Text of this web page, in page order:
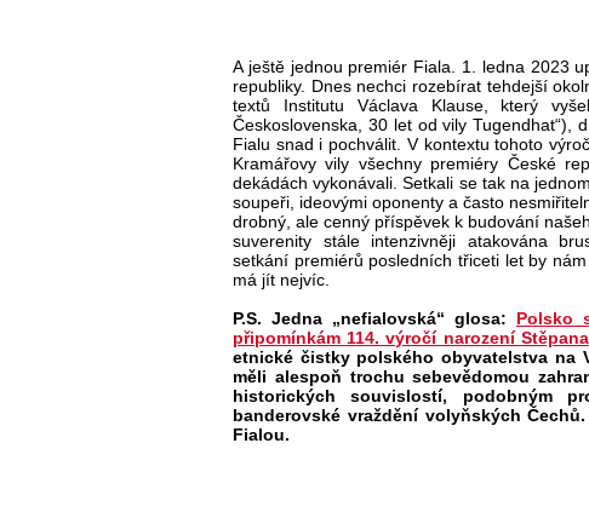
A ještě jednou premiér Fiala. 1. ledna 2023
republiky. Dnes nechci rozebírat tehdejší
textů Institutu Václava Klause, který
Československa, 30 let od vily Tugendhat“),
Fialu snad i pochválit. V kontextu tohoto
Kramářovy vily všechny premiéry České
dekádách vykonávali. Setkali se tak na
soupeři, ideovými oponenty a často
drobný, ale cenný příspěvek k budování
suverenity stále intenzivněji atakována
setkání premiérů posledních třiceti let by
má jít nejvíc.
P.S. Jedna „nefialovská“ glosa: Polsko
připomínkám 114. výročí narození
etnické čistky polského obyvatelstva na
měli alespoň trochu sebevědomou
historických souvislostí, podobným
banderovské vraždění volyňských
Fialou.